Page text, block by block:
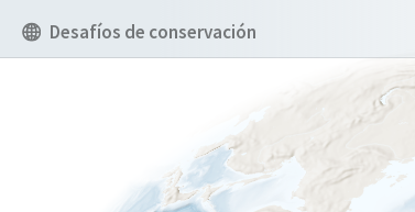
Desafíos de conservación